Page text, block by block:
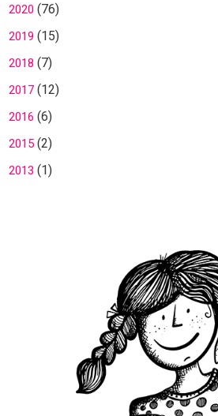
2020 (76)
2019 (15)
2018 (7)
2017(12)
2016 (6)
2015(2)
2013 (1)